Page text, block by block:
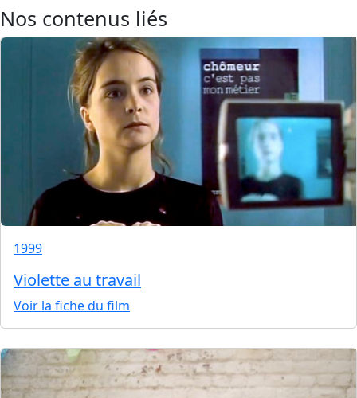
Nos contenus liés
1999
Violette au travail
Voir la fiche du film